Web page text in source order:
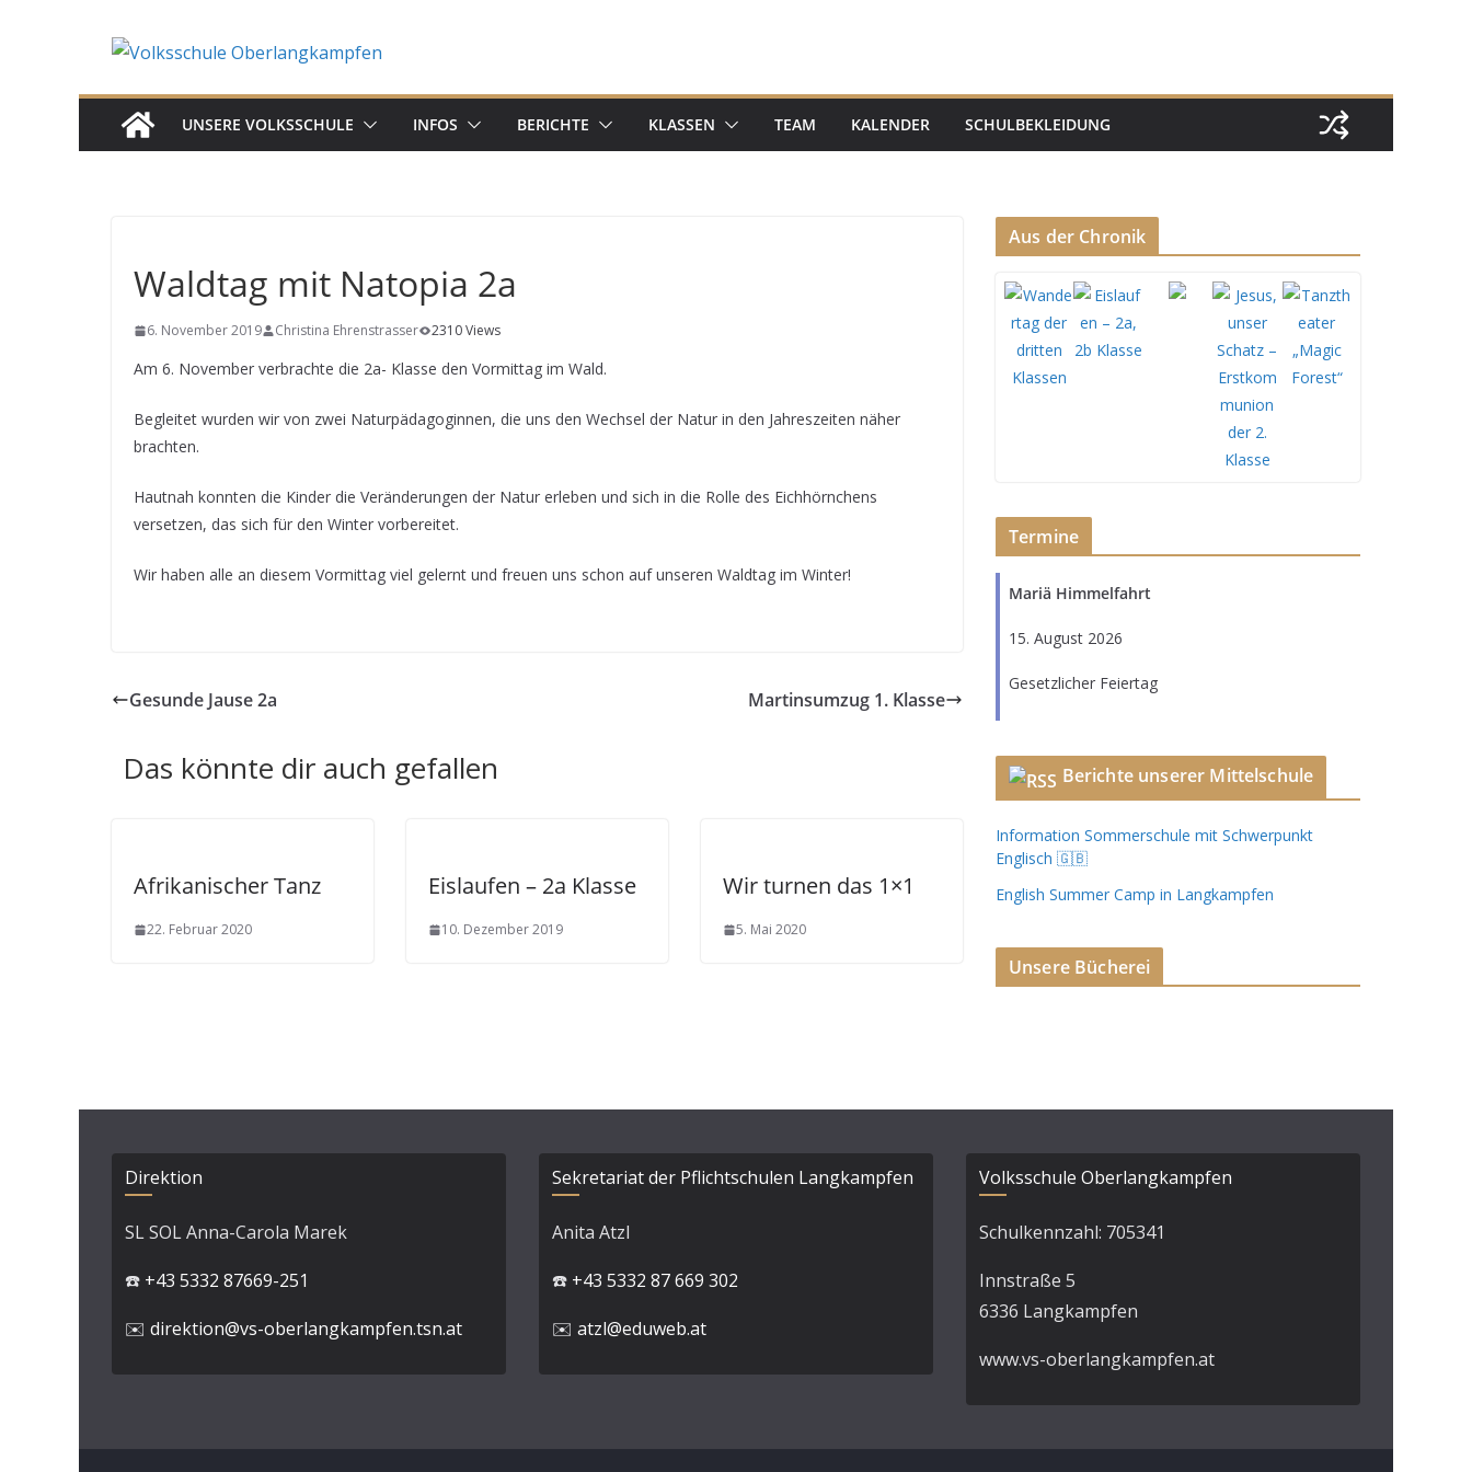
UNSERE VOLKSSCHULE INFOS BERICHTE KLASSEN TEAM KALENDER SCHULBEKLEIDUNG
Waldtag mit Natopia 2a
6. November 2019 Christina Ehrenstrasser 2310 Views
Am 6. November verbrachte die 2a- Klasse den Vormittag im Wald.
Begleitet wurden wir von zwei Naturpädagoginnen, die uns den Wechsel der Natur in den Jahreszeiten näher
brachten.
Hautnah konnten die Kinder die Veränderungen der Natur erleben und sich in die Rolle des Eichhörnchens
versetzen, das sich für den Winter vorbereitet.
Wir haben alle an diesem Vormittag viel gelernt und freuen uns schon auf unseren Waldtag im Winter!
Gesunde Jause 2a Martinsumzug 1. Klasse
Das könnte dir auch gefallen
Afrikanischer Tanz
22. Februar 2020
Eislaufen – 2a Klasse
10. Dezember 2019
Wir turnen das 1×1
5. Mai 2020
Aus der Chronik
Termine
Mariä Himmelfahrt
15. August 2026
Gesetzlicher Feiertag
Berichte unserer Mittelschule
Information Sommerschule mit Schwerpunkt
Englisch 🇬🇧
English Summer Camp in Langkampfen
Unsere Bücherei
Direktion
SL SOL Anna-Carola Marek
☎️ +43 5332 87669-251
✉️ direktion@vs-oberlangkampfen.tsn.at
Sekretariat der Pflichtschulen Langkampfen
Anita Atzl
☎️ +43 5332 87 669 302
✉️ atzl@eduweb.at
Volksschule Oberlangkampfen
Schulkennzahl: 705341
Innstraße 5
6336 Langkampfen
www.vs-oberlangkampfen.at